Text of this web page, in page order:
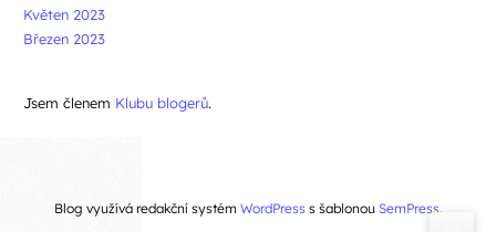
Květen 2023
Březen 2023
Jsem členem Klubu blogerů.
Blog využívá redakční systém WordPresss šablonou SemPress.